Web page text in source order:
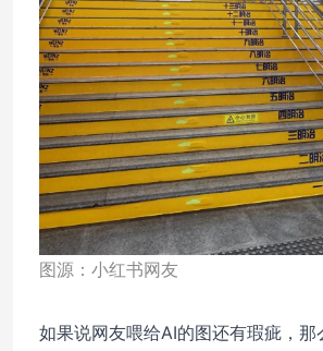
图源：小红书网友
如果说网友喂给AI的图还有瑕疵，那